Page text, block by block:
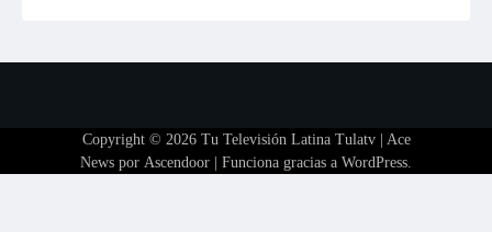
Copyright © 2026 Tu Televisión Latina Tulatv| Ace
News por Ascendoor | Funciona gracias a WordPress